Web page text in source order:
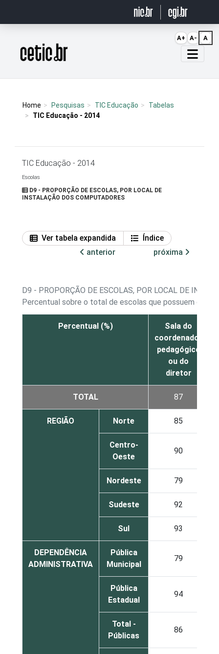
Página inicial
Home Pesquisas TIC Educação
Tabelas
TIC Educação - 2014
TIC Educação - 2014
Escolas
D9 - PROPORÇÃO DE ESCOLAS, POR LOCAL DE
INSTALAÇÃO DOS COMPUTADORES
Ver tabela expandida
Índice
anterior
próxima
D9 - PROPORÇÃO DE ESCOLAS, POR LOCAL DE
Percentual sobre o total de escolas que possuem
Percentual (%)
Sala do
coordenador
pedagógico
ou do
diretor
TOTAL 87
REGIÃO Norte 85
Centro-
Oeste
90
Nordeste 79
Sudeste 92
Sul 93
DEPENDÊNCIA
ADMINISTRATIVA
Pública
Municipal
79
Pública
Estadual
94
Total -
Públicas
86
A+ A- A